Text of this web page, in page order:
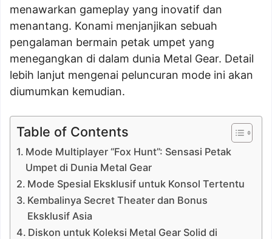
menawarkan gameplay yang inovatif dan
menantang. Konami menjanjikan sebuah
pengalaman bermain petak umpet yang
menegangkan di dalam dunia Metal Gear. Detail
lebih lanjut mengenai peluncuran mode ini akan
diumumkan kemudian.
Table of Contents
Mode Multiplayer “Fox Hunt”: Sensasi Petak
Umpet di Dunia Metal Gear
Mode Spesial Eksklusif untuk Konsol Tertentu
Kembalinya Secret Theater dan Bonus
Eksklusif Asia
Diskon untuk Koleksi Metal Gear Solid di